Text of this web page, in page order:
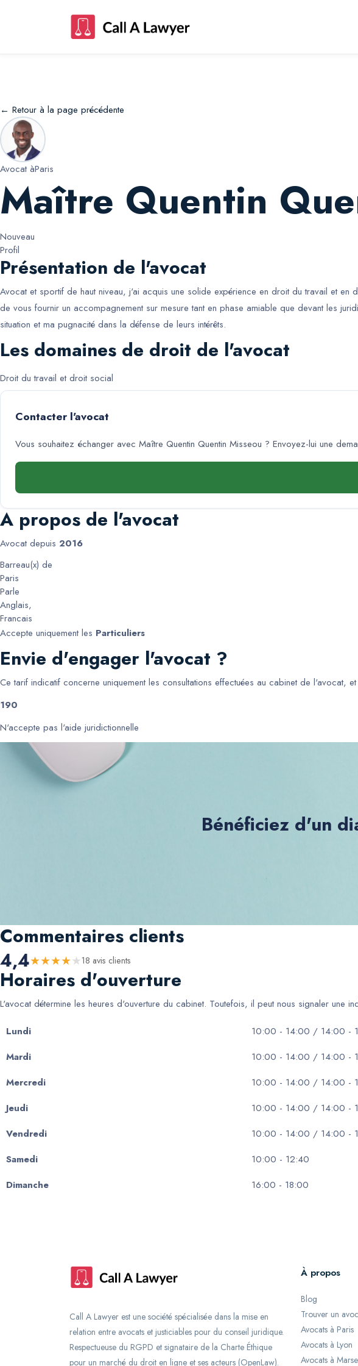
← Retour à la page précédente
Avocat àParis
Maître Quentin
Nouveau
Profil
Présentation de l'avocat
Avocat et sportif de haut niveau, j'ai acquis une solide expérience en droit du travail et
de vous fournir un accompagnement sur mesure tant en phase amiable que devant les
situation et ma pugnacité dans la défense de leurs intérêts.
Les domaines de droit de l'avocat
Droit du travail et droit social
Contacter l'avocat
Vous souhaitez échanger avec Maître Quentin Quentin Misseou ? Envoyez-lui une
A propos de l'avocat
Avocat depuis 2016
Barreau(x) de
Paris
Parle
Anglais,
Francais
Accepte uniquement les Particuliers
Envie d'engager l'avocat ?
Ce tarif indicatif concerne uniquement les consultations effectuées au cabinet de l'avocat,
190
N'accepte pas l'aide juridictionnelle
Bénéficiez d'un
Commentaires clients
4,4★★★★★ 18 avis clients
Horaires d'ouverture
L'avocat détermine les heures d'ouverture du cabinet. Toutefois, il peut nous signaler une
Lundi
10:00 - 14:00 / 14:00 -
Mardi
10:00 - 14:00 / 14:00 -
Mercredi
10:00 - 14:00 / 14:00 -
Jeudi
10:00 - 14:00 / 14:00 -
Vendredi
10:00 - 14:00 / 14:00 -
Samedi
10:00 - 12:40
Dimanche
16:00 - 18:00
Call A Lawyer est une société spécialisée dans la mise en
relation entre avocats et justiciables pour du conseil juridique.
Respectueuse du RGPD et signataire de la Charte Éthique
pour un marché du droit en ligne et ses acteurs (OpenLaw).
À propos
Blog
Trouver un
Avocats à Paris
Avocats à Lyon
Avocats à